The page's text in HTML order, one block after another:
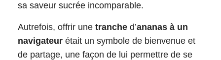
sa saveur sucrée incomparable.
Autrefois, offrir une tranche d’ananas à un
navigateur était un symbole de bienvenue et
de partage, une façon de lui permettre de se